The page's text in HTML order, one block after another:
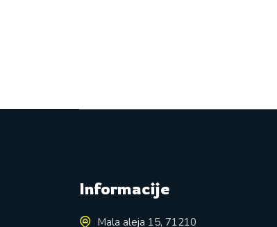
Informacije
Mala aleja 15, 71210